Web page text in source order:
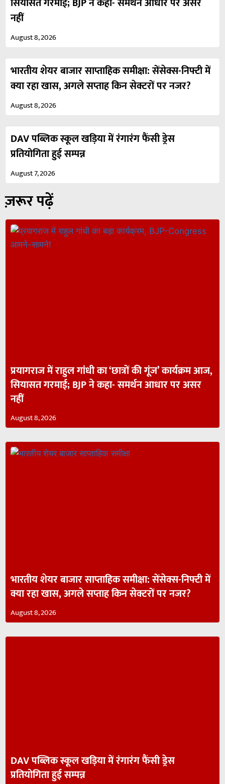
नहीं
August 8, 2026
भारतीय शेयर बाजार साप्ताहिक समीक्षा: सेंसेक्स-निफ्टी में
क्या रहा खास, अगले सप्ताह किन सेक्टरों पर नजर?
August 8, 2026
DAV पब्लिक स्कूल खड़िया में रंगारंग फैंसी ड्रेस
प्रतियोगिता हुई सम्पन्न
August 7, 2026
ज़रूर पढ़ें
प्रयागराज में राहुल गांधी का ‘छात्रों की गूंज’ कार्यक्रम आज,
सियासत गरमाई; BJP ने कहा- समर्थन आधार पर असर
नहीं
August 8, 2026
भारतीय शेयर बाजार साप्ताहिक समीक्षा: सेंसेक्स-निफ्टी में
क्या रहा खास, अगले सप्ताह किन सेक्टरों पर नजर?
August 8, 2026
DAV पब्लिक स्कूल खड़िया में रंगारंग फैंसी ड्रेस
प्रतियोगिता हुई सम्पन्न